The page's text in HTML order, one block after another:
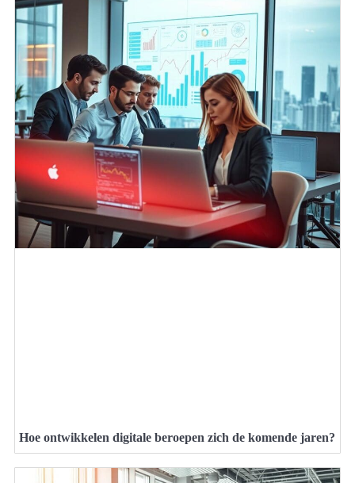
Hoe ontwikkelen digitale beroepen zich de komende jaren?